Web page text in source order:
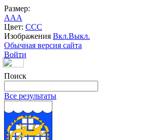
Размер:
AAA
Цвет: CCC
Изображения Вкл.Выкл.
Обычная версия сайта
Войти
Поиск
Все результаты